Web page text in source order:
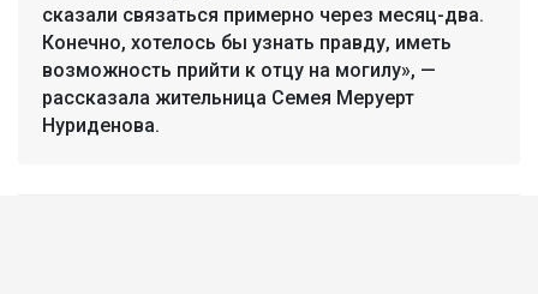
сказали связаться примерно через месяц-два.
Конечно, хотелось бы узнать правду, иметь
возможность прийти к отцу на могилу», —
рассказала жительница Семея Меруерт
Нуриденова.